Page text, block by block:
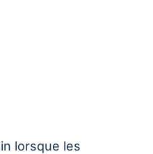
lorsque les